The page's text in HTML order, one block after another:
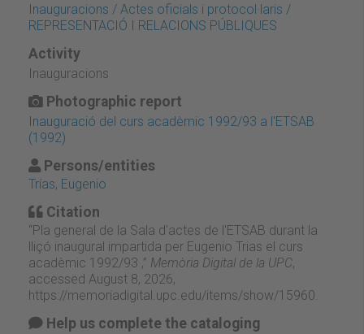
Inauguracions / Actes oficials i protocol·laris /
REPRESENTACIÓ I RELACIONS PÚBLIQUES
Activity
Inauguracions
Photographic report
Inauguració del curs acadèmic 1992/93 a l'ETSAB
(1992)
Persons/entities
Trías, Eugenio
Citation
“Pla general de la Sala d'actes de l'ETSAB durant la
lliçó inaugural impartida per Eugenio Trias el curs
acadèmic 1992/93 ,” Memòria Digital de la UPC,
accessed August 8, 2026,
https://memoriadigital.upc.edu/items/show/15960
Help us complete the cataloging